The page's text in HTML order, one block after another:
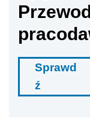
Sprawd
ź